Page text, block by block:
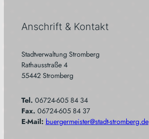
Anschrift & Kontakt
Stadtverwaltung Stromberg
Rathausstraße 4
55442 Stromberg
Tel. 06724-605 84 34
Fax. 06724-605 84 37
E-Mail: buergermeister@stadt-stromberg.de